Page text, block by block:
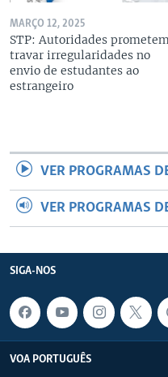
MARÇO 12, 2025
STP: Autoridades
travar irregularidades no
envio de estudantes ao
estrangeiro
VER PROGRAMAS
VER PROGRAMAS
SIGA-NOS
VOA PORTUGUÊS